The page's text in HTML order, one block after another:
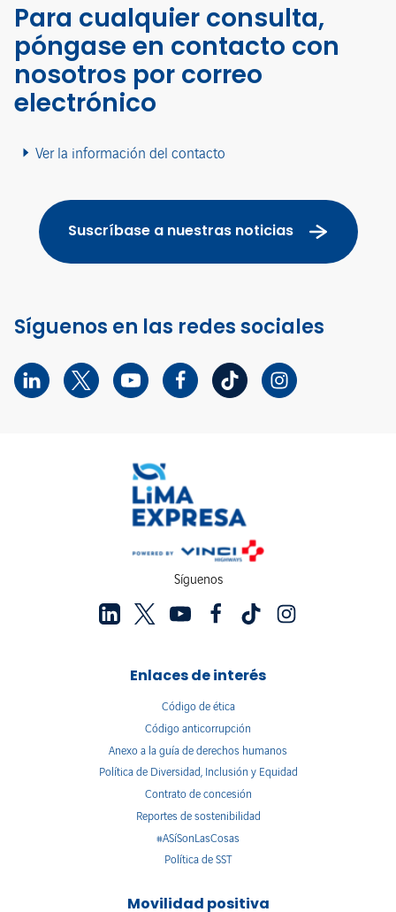
Para cualquier consulta,
póngase en contacto con
nosotros por correo
electrónico
Ver la información del contacto
Suscríbase a nuestras noticias
Síguenos en las redes sociales
Síguenos
Enlaces de interés
Código de ética
Código anticorrupción
Anexo a la guía de derechos humanos
Política de Diversidad, Inclusión y Equidad
Contrato de concesión
Reportes de sostenibilidad
#ASíSonLasCosas
Política de SST
Movilidad positiva